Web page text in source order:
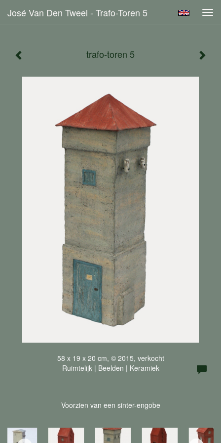
José Van Den Tweel - Trafo-Toren 5
trafo-toren 5
58 x 19 x 20 cm, © 2015, verkocht
Ruimtelijk | Beelden | Keramiek
Voorzien van een sinter-engobe